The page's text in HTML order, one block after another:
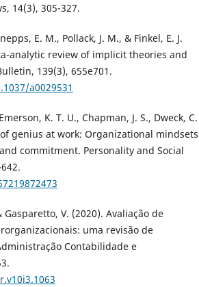
14(3), 305-327.
E. M., Pollack, J. M., & Finkel, E. J.
analytic review of implicit theories and
139(3), 655e701.
a0029531
K. T. U., Chapman, J. S., Dweck, C.
genius at work: Organizational mindsets
commitment. Personality and Social
Gasparetto, V. (2020). Avaliação de
uma revisão de
Contabilidade e